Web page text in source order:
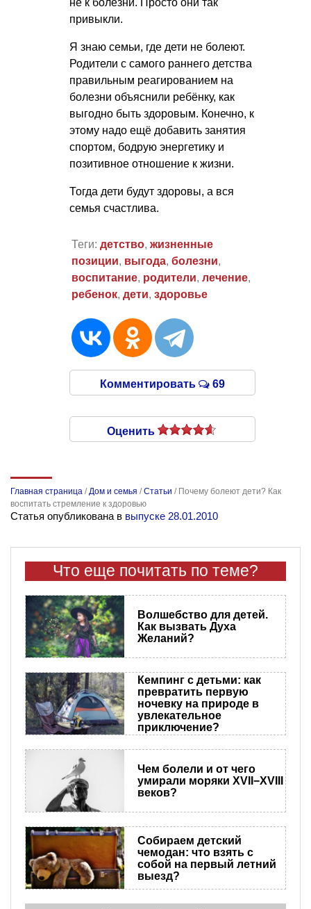
привыкли.
Я знаю семьи, где дети не болеют.
Родители с самого раннего детства
правильным реагированием на
болезни объяснили ребёнку, как
выгодно быть здоровым. Конечно, к
этому надо ещё добавить занятия
спортом, бодрую энергетику и
позитивное отношение к жизни.
Тогда дети будут здоровы, а вся
семья счастлива.
Теги: детство, жизненные
позиции, выгода, болезни,
воспитание, родители, лечение,
ребенок, дети, здоровье
Комментировать 69
Оценить
Главная страница /Дом и семья /Статьи / Почему болеют дети? Как
воспитать стремление к здоровью
Статья опубликована в выпуске 28.01.2010
Что еще почитать по теме?
Волшебство для детей.
Как вызвать Духа
Желаний?
Кемпинг с детьми: как
превратить первую
ночевку на природе в
увлекательное
приключение?
Чем болели и от чего
умирали моряки XVII−XVIII
веков?
Собираем детский
чемодан: что взять с
собой на первый летний
выезд?